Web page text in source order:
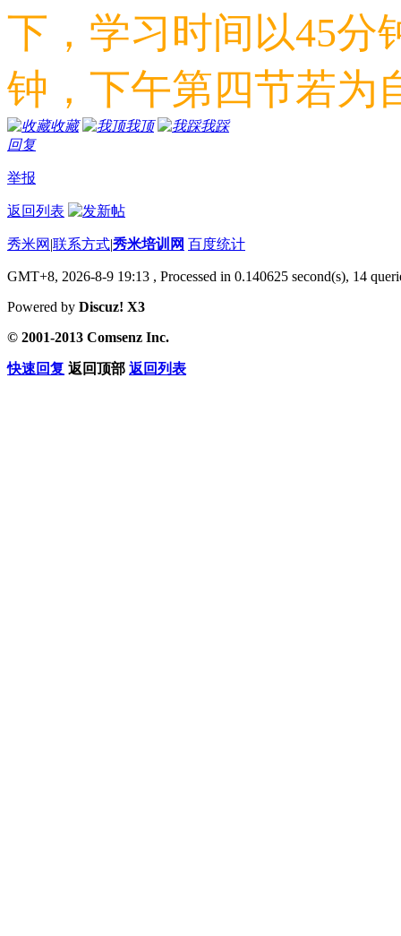
下，学习时间以45分
钟，下午第四节若为
收藏 我顶
我踩
回复
举报
返回列表
秀米网 |联系方式|秀米培训网 百度统计
GMT+8, 2026-8-9 19:13 , Processed in 0.140625 second(s), 14
Powered by Discuz! X3
© 2001-2013 Comsenz Inc.
快速回复 返回顶部 返回列表